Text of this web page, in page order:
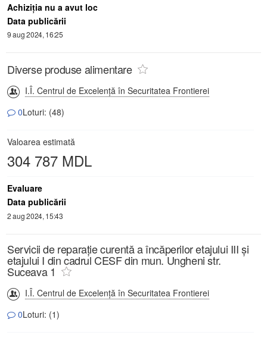
Achiziţia nu a avut loc
Data publicării
9 aug 2024, 16:25
Diverse produse alimentare
I.Î. Centrul de Excelență în Securitatea Frontierei
0Loturi: (48)
Valoarea estimată
304 787 MDL
Evaluare
Data publicării
2 aug 2024, 15:43
Servicii de reparație curentă a încăperilor etajului III și
etajului I din cadrul CESF din mun. Ungheni str.
Suceava 1
I.Î. Centrul de Excelență în Securitatea Frontierei
0Loturi: (1)